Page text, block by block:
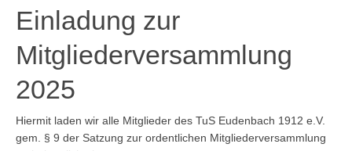
Einladung zur
Mitgliederversammlung
2025
Hiermit laden wir alle Mitglieder des TuS Eudenbach 1912 e.V.
gem. § 9 der Satzung zur ordentlichen Mitgliederversammlung